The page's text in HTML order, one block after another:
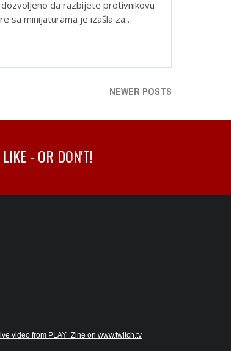
da razbijete protivnikovu
sa minijaturama je izašla za…
NEWER POSTS
- OR DON'T!
video from PLAY_Zine on www.twitch.tv